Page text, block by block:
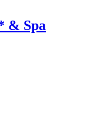
& Spa